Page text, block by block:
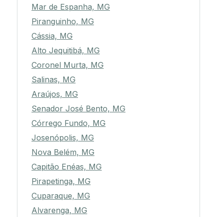
Mar de Espanha, MG
Piranguinho, MG
Cássia, MG
Alto Jequitibá, MG
Coronel Murta, MG
Salinas, MG
Araújos, MG
Senador José Bento, MG
Córrego Fundo, MG
Josenópolis, MG
Nova Belém, MG
Capitão Enéas, MG
Pirapetinga, MG
Cuparaque, MG
Alvarenga, MG